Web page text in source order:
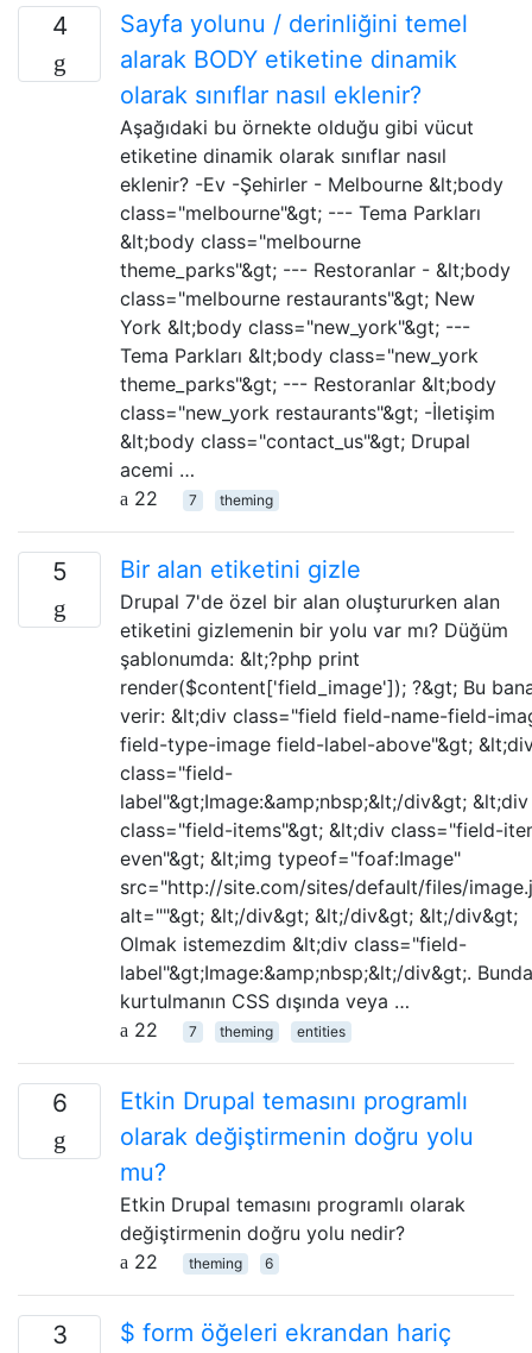
4
Sayfa yolunu / derinliğini temel
alarak BODY etiketine dinamik
olarak sınıflar nasıl eklenir?
Aşağıdaki bu örnekte olduğu gibi vücut
etiketine dinamik olarak sınıflar nasıl
eklenir? -Ev -Şehirler - Melbourne &lt;body
class="melbourne"&gt; --- Tema Parkları
&lt;body class="melbourne
theme_parks"&gt; --- Restoranlar - &lt;body
class="melbourne restaurants"&gt; New
York &lt;body class="new_york"&gt; ---
Tema Parkları &lt;body class="new_york
theme_parks"&gt; --- Restoranlar &lt;body
class="new_york restaurants"&gt; -İletişim
&lt;body class="contact_us"&gt; Drupal
acemi …
22
7 theming
5 Bir alan etiketini gizle
Drupal 7'de özel bir alan oluştururken alan
etiketini gizlemenin bir yolu var mı? Düğüm
şablonumda: &lt;?php print
render($content['field_image']); ?&gt; Bu
verir: &lt;div class="field field-name-field-
field-type-image field-label-above"&gt;
class="field-
label"&gt;Image:&amp;nbsp;&lt;/div&gt; &lt;div
class="field-items"&gt; &lt;div class="field-
even"&gt; &lt;img typeof="foaf:Image"
src="http://site.com/sites/default/files/
alt=""&gt; &lt;/div&gt; &lt;/div&gt; &lt;/div&gt;
Olmak istemezdim &lt;div class="field-
label"&gt;Image:&amp;nbsp;&lt;/div&gt;.
kurtulmanın CSS dışında veya …
22
7 theming entities
6
Etkin Drupal temasını programlı
olarak değiştirmenin doğru yolu
mu?
Etkin Drupal temasını programlı olarak
değiştirmenin doğru yolu nedir?
22
theming 6
3
$ form öğeleri ekrandan hariç